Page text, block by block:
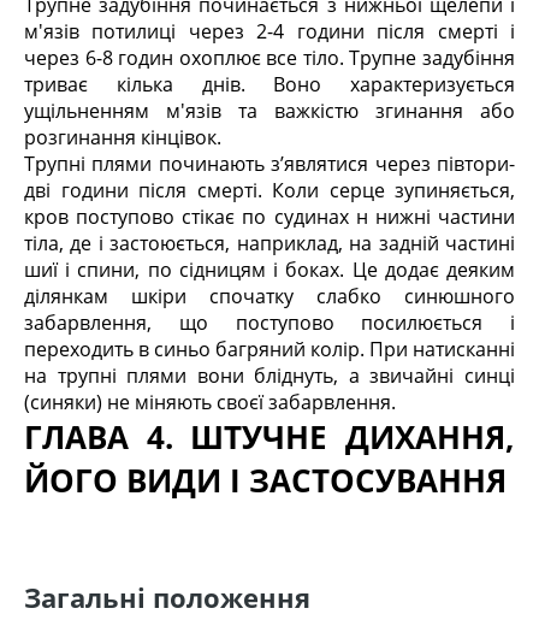
м'язів потилиці через 2-4 години після смерті і
через 6-8 годин охоплює все тіло. Трупне задубіння
триває кілька днів. Воно характеризується
ущільненням м'язів та важкістю згинання або
розгинання кінцівок.
Трупні плями починають з’являтися через півтори-
дві години після смерті. Коли серце зупиняється,
кров поступово стікає по судинах н нижні частини
тіла, де і застоюється, наприклад, на задній частині
шиї і спини, по сідницям і боках. Це додає деяким
ділянкам шкіри спочатку слабко синюшного
забарвлення, що поступово посилюється і
переходить в синьо багряний колір. При натисканні
на трупні плями вони бліднуть, а звичайні синці
(синяки) не міняють своєї забарвлення.
ГЛАВА 4. ШТУЧНЕ ДИХАННЯ,
ЙОГО ВИДИ І ЗАСТОСУВАННЯ
Загальні положення